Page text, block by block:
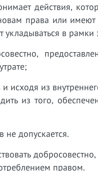
действия,
права или имеют
в рамки
исходя из
из того,
не допускается.
правом.